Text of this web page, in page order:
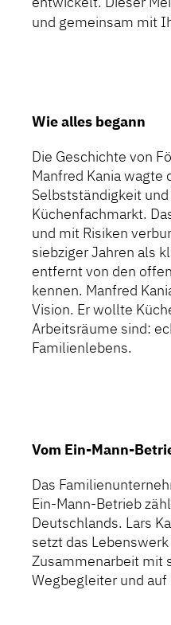
und gemeinsam mit
Wie alles begann
Die Geschichte von
Manfred Kania wagte
Selbstständigkeit
Küchenfachmarkt.
und mit Risiken
siebziger Jahren als
entfernt von den
kennen. Manfred
Vision. Er wollte
Arbeitsräume sind:
Familienlebens.
Vom Ein-Mann-
Das
Ein-Mann-Betrieb
Deutschlands. Lars
setzt das
Zusammenarbeit mit
Wegbegleiter und